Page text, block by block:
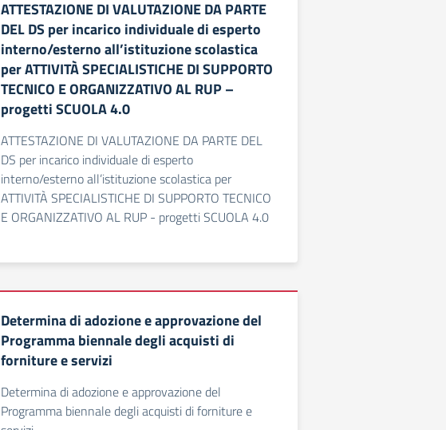
ATTESTAZIONE DI VALUTAZIONE DA PARTE
DEL DS per incarico individuale di esperto
interno/esterno all’istituzione scolastica
per ATTIVITÀ SPECIALISTICHE DI SUPPORTO
TECNICO E ORGANIZZATIVO AL RUP –
progetti SCUOLA 4.0
ATTESTAZIONE DI VALUTAZIONE DA PARTE DEL
DS per incarico individuale di esperto
interno/esterno all’istituzione scolastica per
ATTIVITÀ SPECIALISTICHE DI SUPPORTO TECNICO
E ORGANIZZATIVO AL RUP - progetti SCUOLA 4.0
Determina di adozione e approvazione del
Programma biennale degli acquisti di
forniture e servizi
Determina di adozione e approvazione del
Programma biennale degli acquisti di forniture e